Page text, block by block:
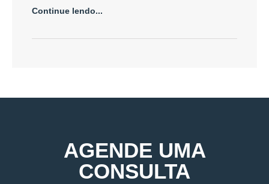
Continue lendo...
AGENDE UMA
CONSULTA